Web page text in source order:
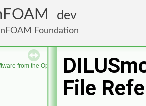
dev
Foundation
from the OpenFOAM Foundation
File